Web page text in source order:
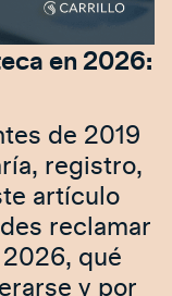
en 2026:
de 2019
registro,
artículo
reclamar
qué
y por